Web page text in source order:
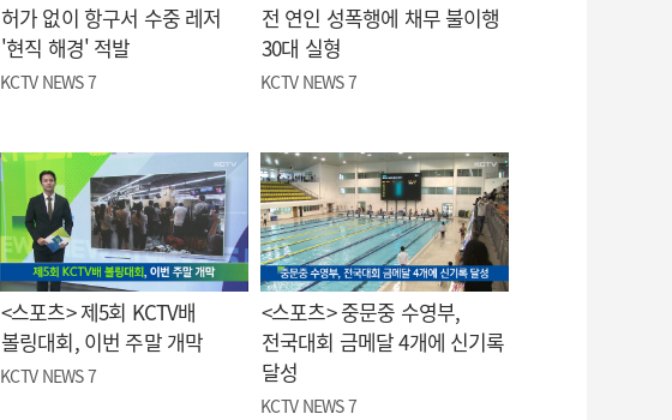
허가 없이 항구서 수중 레저
'현직 해경' 적발
KCTV NEWS 7
전 연인 성폭행에 채무 불이행
30대 실형
KCTV NEWS 7
<스포츠> 제5회 KCTV배
볼링대회, 이번 주말 개막
KCTV NEWS 7
<스포츠> 중문중 수영부,
전국대회 금메달 4개에 신기록
달성
KCTV NEWS 7